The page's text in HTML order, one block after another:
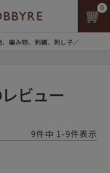
編み物、刺繍、刺し子／
0
ビュー
9件中 1-9件表示